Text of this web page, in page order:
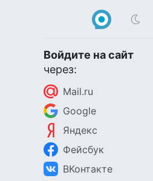
Войдите на сайт
через:
Mail.ru
Google
Яндекс
Фейсбук
ВКонтакте